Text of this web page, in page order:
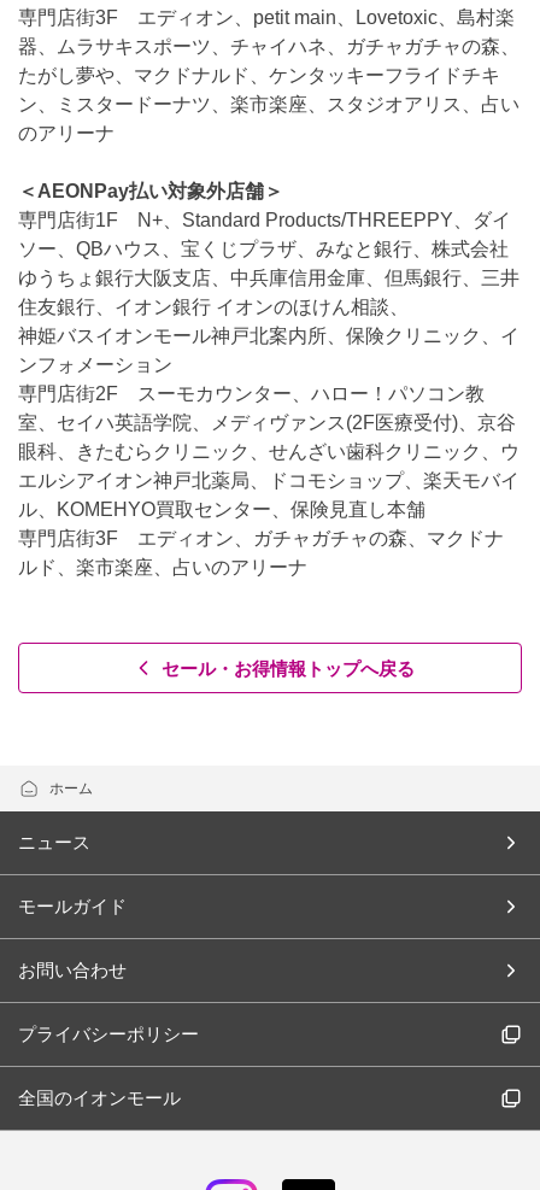
専門店街3F エディオン、petit main、Lovetoxic、島村楽
器、ムラサキスポーツ、チャイハネ、ガチャガチャの森、
たがし夢や、マクドナルド、ケンタッキーフライドチキ
ン、ミスタードーナツ、楽市楽座、スタジオアリス、占い
のアリーナ
＜AEONPay払い対象外店舗＞
専門店街1F N+、Standard Products/THREEPPY、ダイ
ソー、QBハウス、宝くじプラザ、みなと銀行、株式会社
ゆうちょ銀行大阪支店、中兵庫信用金庫、但馬銀行、三井
住友銀行、イオン銀行 イオンのほけん相談、
神姫バスイオンモール神戸北案内所、保険クリニック、イ
ンフォメーション
専門店街2F スーモカウンター、ハロー！パソコン教
室、セイハ英語学院、メディヴァンス(2F医療受付)、京谷
眼科、きたむらクリニック、せんざい歯科クリニック、ウ
エルシアイオン神戸北薬局、ドコモショップ、楽天モバイ
ル、KOMEHYO買取センター、保険見直し本舗
専門店街3F エディオン、ガチャガチャの森、マクドナ
ルド、楽市楽座、占いのアリーナ
セール・お得情報トップへ戻る
ホーム
ニュース
モールガイド
お問い合わせ
プライバシーポリシー
全国のイオンモール